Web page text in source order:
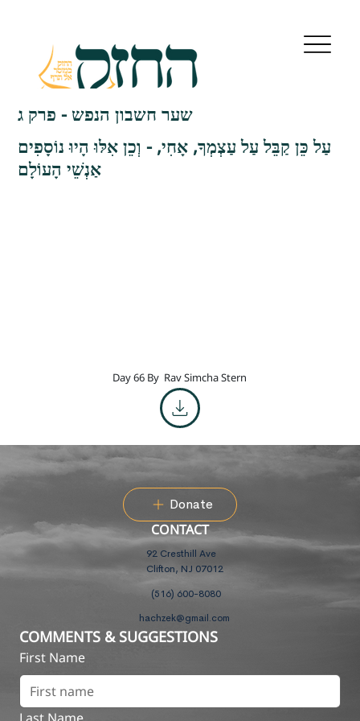
שער חשבון הנפש - פרק ג
עַל כֵּן קַבֵּל עַל עַצְמְךָ, אָחִי, - וְכֵן אִלּוּ הָיוּ נוֹסָפִים
אַנְשֵׁי הָעוֹלָם
Day 66 By Rav Simcha Stern
Donate
CONTACT
92 Cresthill Ave
Clifton, NJ 07012
(516) 600-8080
hachzek@gmail.com
COMMENTS & SUGGESTIONS
First Name